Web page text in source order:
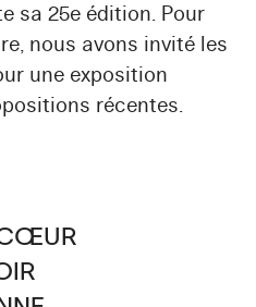
sa 25e édition. Pour
nous avons invité les
une exposition
récentes.